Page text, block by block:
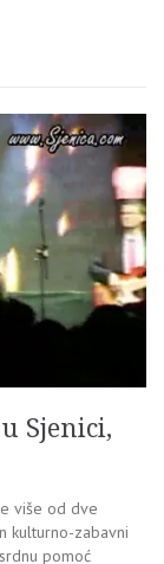
Sjenici,
više od dve
kulturno-zabavni
pomoć